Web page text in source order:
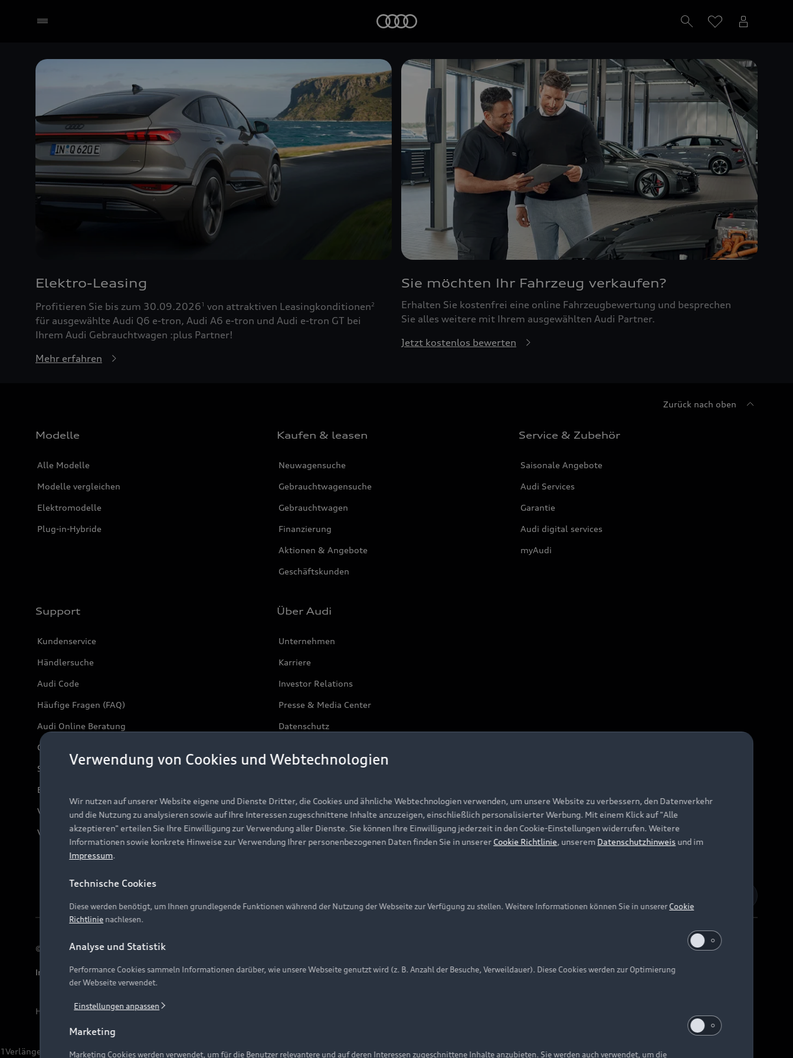
Elektro-Leasing
Profitieren Sie bis zum 30.09.20261 von attraktiven Leasingkonditionen2
für ausgewählte Audi Q6 e-tron, Audi A6 e-tron und Audi e-tron GT bei
Ihrem Audi Gebrauchtwagen :plus Partner!
Mehr erfahren
Sie möchten Ihr Fahrzeug verkaufen?
Erhalten Sie kostenfrei eine online Fahrzeugbewertung und besprechen
Sie alles weitere mit Ihrem ausgewählten Audi Partner.
Jetzt kostenlos bewerten
Zurück nach oben
Modelle
Alle Modelle
Modelle vergleichen
Elektromodelle
Plug-in-Hybride
Kaufen & leasen
Neuwagensuche
Gebrauchtwagensuche
Gebrauchtwagen
Finanzierung
Aktionen & Angebote
Geschäftskunden
Service & Zubehör
Saisonale Angebote
Audi Services
Garantie
Audi digital services
myAudi
Support
Kundenservice
Händlersuche
Audi Code
Häufige Fragen (FAQ)
Audi Online Beratung
Online-Terminvereinbarung
Servicekontakt
Bordbuch & Bedienungsanleitungen
Verträge kündigen
Vertrag widerrufen
Über Audi
Unternehmen
Karriere
Investor Relations
Presse & Media Center
Datenschutz
© 2026 AUDI AG. Alle Rechte vorbehalten
Impressum Rechtliches Hinweisgebersystem Datenschutzinformation Cookie-Einstellungen Cookie-Richtlinie Barrierefreiheit Digital Services Act
Hinweis: Die aktuelle Darstellung und Anordnung der Embleme am Fahrzeug bei allen Abbildungen auf dieser Webseite kann abweichen.
1Verlängerung vorbehalten.
Verwendung von Cookies und Webtechnologien
Wir nutzen auf unserer Website eigene und Dienste Dritter, die Cookies und ähnliche Webtechnologien verwenden, um unsere Website zu verbessern, den Datenverkehr
und die Nutzung zu analysieren sowie auf Ihre Interessen zugeschnittene Inhalte anzuzeigen, einschließlich personalisierter Werbung. Mit einem Klick auf "Alle
akzeptieren" erteilen Sie Ihre Einwilligung zur Verwendung aller Dienste. Sie können Ihre Einwilligung jederzeit in den Cookie-Einstellungen widerrufen. Weitere
Informationen sowie konkrete Hinweise zur Verwendung Ihrer personenbezogenen Daten finden Sie in unserer Cookie Richtlinie, unserem Datenschutzhinweis und im
Impressum.
Technische Cookies
Diese werden benötigt, um Ihnen grundlegende Funktionen während der Nutzung der Webseite zur Verfügung zu stellen. Weitere Informationen können Sie in unsererCookie
Richtlinie nachlesen.
Analyse und Statistik
Performance Cookies sammeln Informationen darüber, wie unsere Webseite genutzt wird (z. B. Anzahl der Besuche, Verweildauer). Diese Cookies werden zur Optimierung
der Webseite verwendet.
Einstellungen anpassen
Marketing
Marketing Cookies werden verwendet, um für die Benutzer relevantere und auf deren Interessen zugeschnittene Inhalte anzubieten. Sie werden auch verwendet, um die